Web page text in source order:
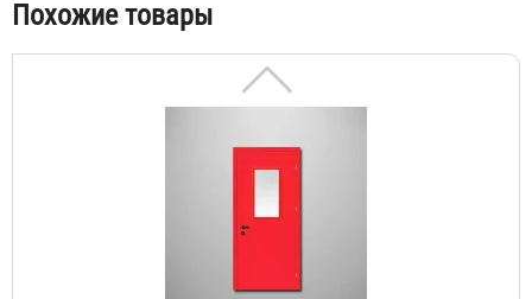
Табы
Похожие товары